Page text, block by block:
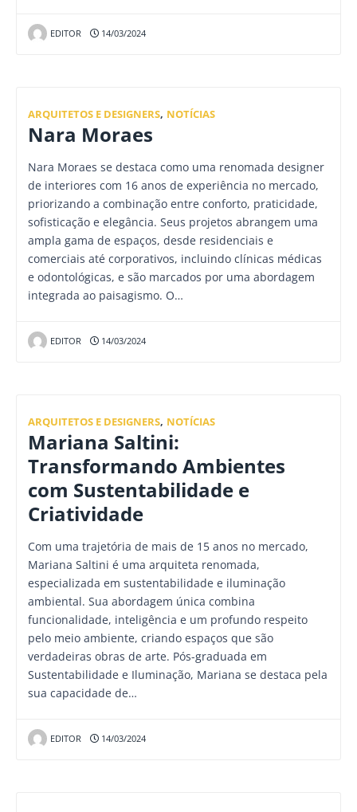
EDITOR 14/03/2024
ARQUITETOS E DESIGNERS, NOTÍCIAS
Nara Moraes
Nara Moraes se destaca como uma renomada designer
de interiores com 16 anos de experiência no mercado,
priorizando a combinação entre conforto, praticidade,
sofisticação e elegância. Seus projetos abrangem uma
ampla gama de espaços, desde residenciais e
comerciais até corporativos, incluindo clínicas médicas
e odontológicas, e são marcados por uma abordagem
integrada ao paisagismo. O…
EDITOR 14/03/2024
ARQUITETOS E DESIGNERS, NOTÍCIAS
Mariana Saltini:
Transformando Ambientes
com Sustentabilidade e
Criatividade
Com uma trajetória de mais de 15 anos no mercado,
Mariana Saltini é uma arquiteta renomada,
especializada em sustentabilidade e iluminação
ambiental. Sua abordagem única combina
funcionalidade, inteligência e um profundo respeito
pelo meio ambiente, criando espaços que são
verdadeiras obras de arte. Pós-graduada em
Sustentabilidade e Iluminação, Mariana se destaca pela
sua capacidade de…
EDITOR 14/03/2024